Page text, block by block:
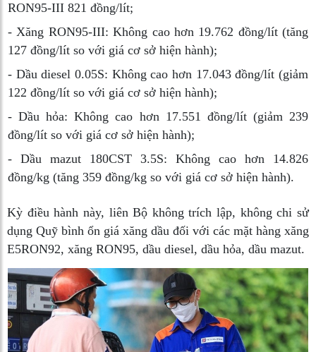
RON95-III 821 đồng/lít;
- Xăng RON95-III: Không cao hơn 19.762 đồng/lít (tăng
127 đồng/lít so với giá cơ sở hiện hành);
- Dầu diesel 0.05S: Không cao hơn 17.043 đồng/lít (giảm
122 đồng/lít so với giá cơ sở hiện hành);
- Dầu hỏa: Không cao hơn 17.551 đồng/lít (giảm 239
đồng/lít so với giá cơ sở hiện hành);
- Dầu mazut 180CST 3.5S: Không cao hơn 14.826
đồng/kg (tăng 359 đồng/kg so với giá cơ sở hiện hành).
Kỳ điều hành này, liên Bộ không trích lập, không chi sử
dụng Quỹ bình ổn giá xăng dầu đối với các mặt hàng xăng
E5RON92, xăng RON95, dầu diesel, dầu hỏa, dầu mazut.